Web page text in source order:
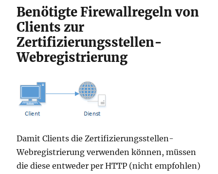
Benötigte Firewallregeln von
Clients zur
Zertifizierungsstellen-
Webregistrierung
Damit Clients die Zertifizierungsstellen-
Webregistrierung verwenden können, müssen
die diese entweder per HTTP (nicht empfohlen)